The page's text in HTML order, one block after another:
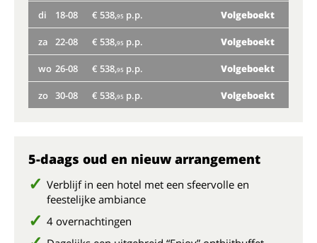
di 18-08 € 538,95 p.p. Volgeboekt
za 22-08 € 538,95 p.p. Volgeboekt
wo 26-08 € 538,95 p.p. Volgeboekt
zo 30-08 € 538,95 p.p. Volgeboekt
5-daags oud en nieuw arrangement
Verblijf in een hotel met een sfeervolle en
feestelijke ambiance
4 overnachtingen